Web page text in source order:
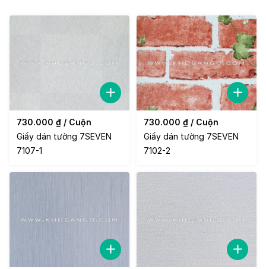
730.000 ₫ / Cuộn
Giấy dán tường 7SEVEN
7107-1
730.000 ₫ / Cuộn
Giấy dán tường 7SEVEN
7102-2